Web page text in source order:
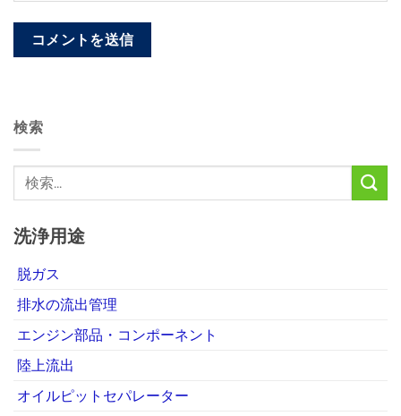
検索
洗浄用途
脱ガス
排水の流出管理
エンジン部品・コンポーネント
陸上流出
オイルピットセパレーター